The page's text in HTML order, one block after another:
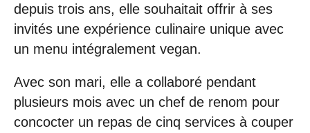
depuis trois ans, elle souhaitait offrir à ses
invités une expérience culinaire unique avec
un menu intégralement vegan.
Avec son mari, elle a collaboré pendant
plusieurs mois avec un chef de renom pour
concocter un repas de cinq services à couper